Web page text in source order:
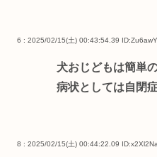
6 : 2025/02/15(土) 00:43:54.39
犬おじどもは簡単
病状としては自閉
8 : 2025/02/15(土) 00:44:22.09